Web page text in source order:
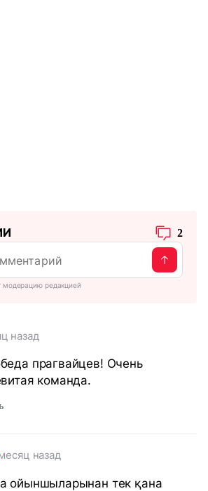
2
модерацию редакцией
назад
прагвайцев! Очень
команда.
назад
ойыншыларынан тек қана